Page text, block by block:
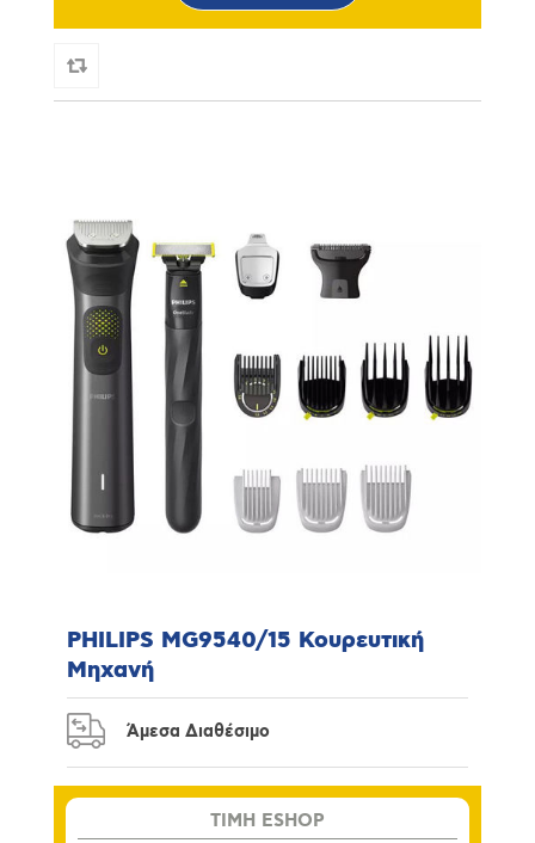
PHILIPS MG9540/15 Κουρευτική
Μηχανή
Άμεσα Διαθέσιμο
TIMH ESHOP